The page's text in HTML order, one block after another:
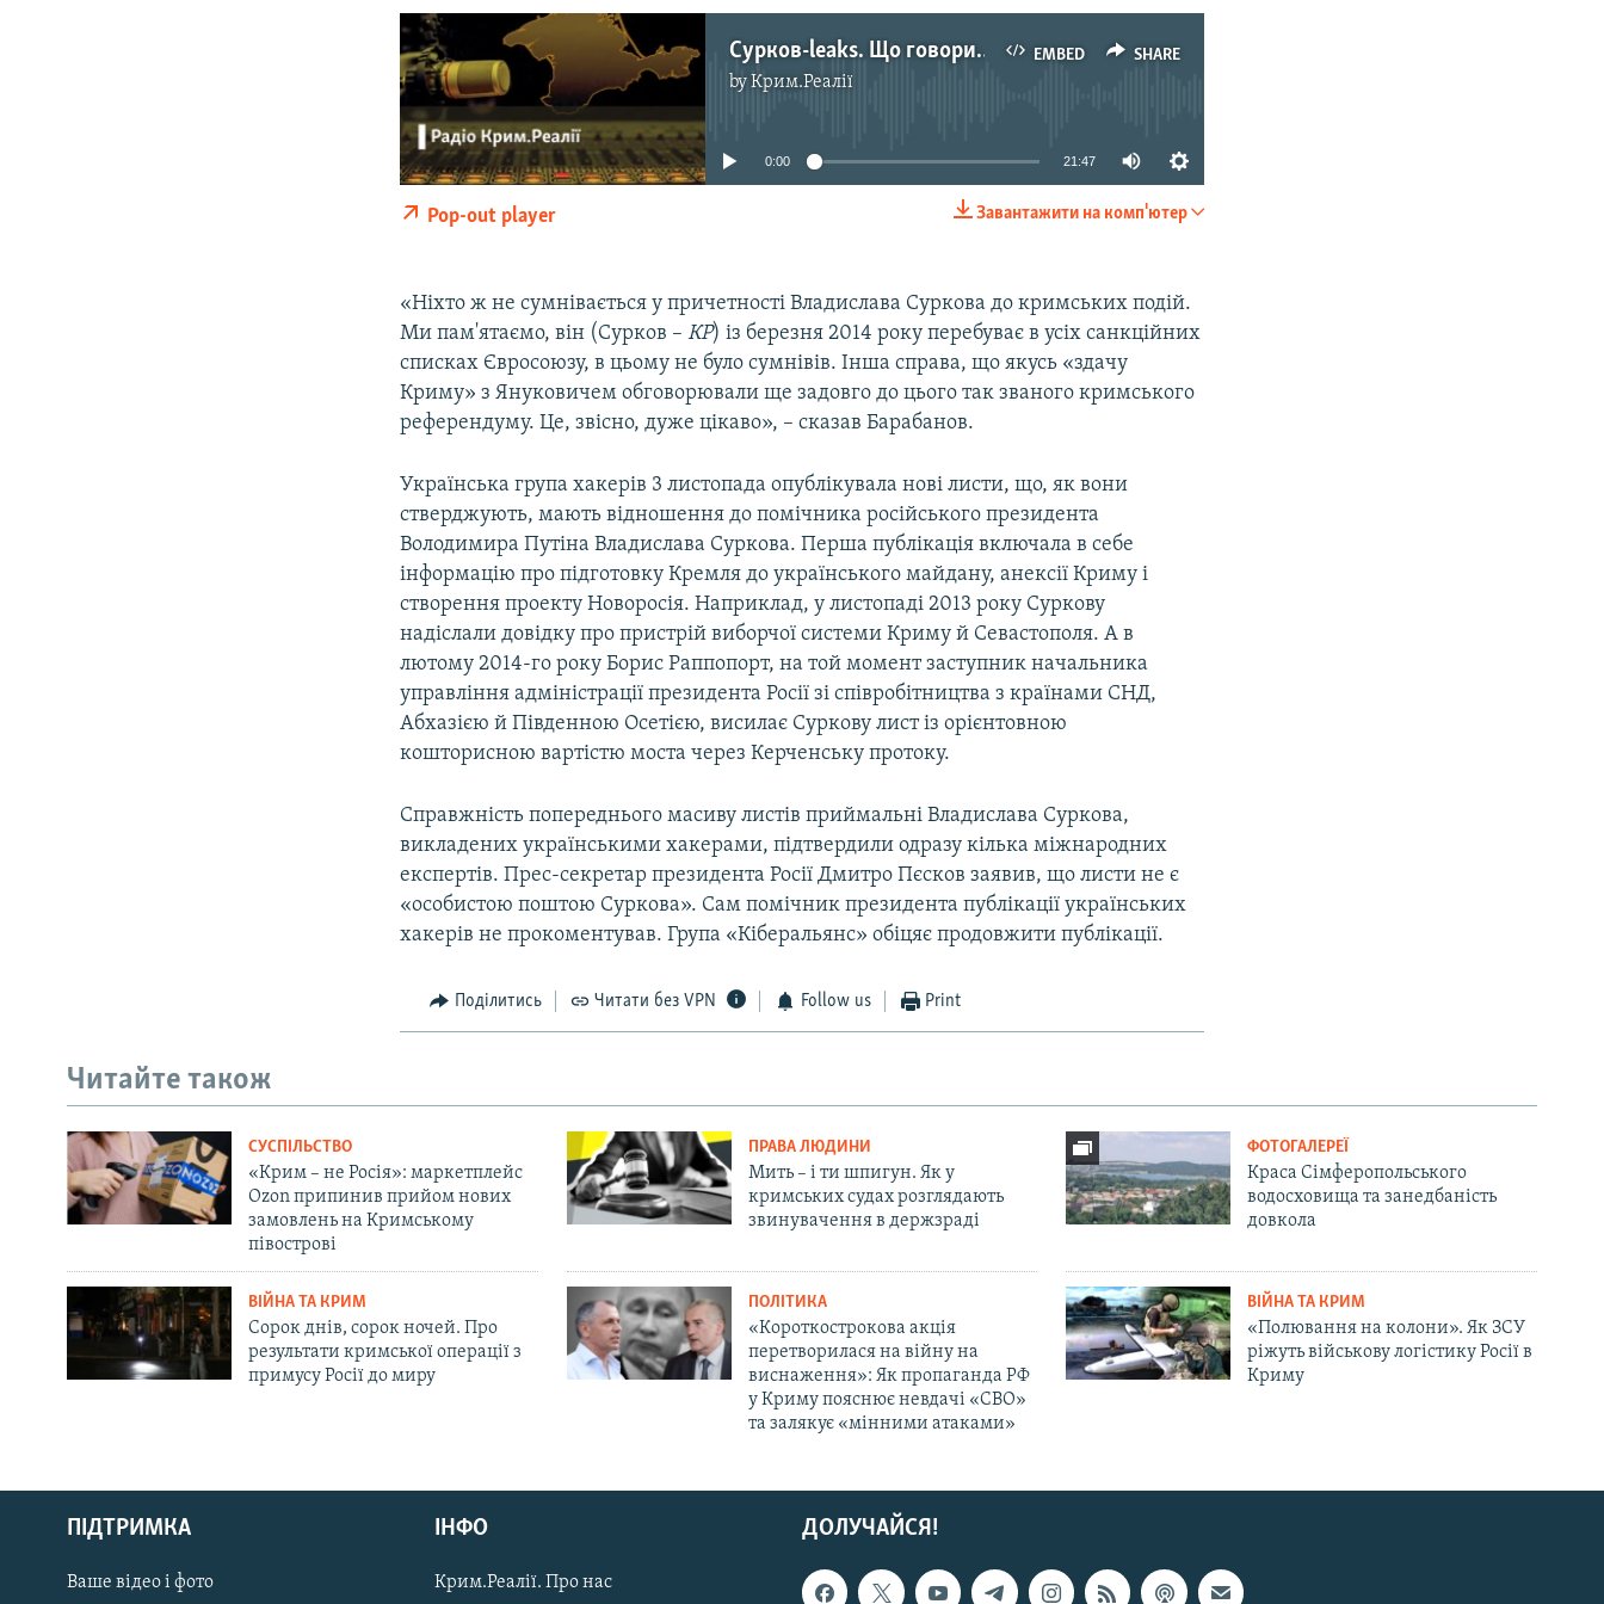
Русский
Qırımtatar
ДОЛУЧАЙСЯ!
EMBED SHARE
Сурков-leaks. Що говорить про Крим витік російських документів?
byКрим.Реалії
No media source currently available
0:00 21:47
Завантажити на комп'ютер
Pop-out player
«Ніхто ж не сумнівається у причетності Владислава Суркова до кримських подій.
Ми пам'ятаємо, він (Сурков –КР) із березня 2014 року перебуває в усіх санкційних
списках Євросоюзу, в цьому не було сумнівів. Інша справа, що якусь «здачу
Криму» з Януковичем обговорювали ще задовго до цього так званого кримського
референдуму. Це, звісно, дуже цікаво», – сказав Барабанов.
Українська група хакерів 3 листопада опублікувала нові листи, що, як вони
стверджують, мають відношення до помічника російського президента
Володимира Путіна Владислава Суркова. Перша публікація включала в себе
інформацію про підготовку Кремля до українського майдану, анексії Криму і
створення проекту Новоросія. Наприклад, у листопаді 2013 року Суркову
надіслали довідку про пристрій виборчої системи Криму й Севастополя. А в
лютому 2014-го року Борис Раппопорт, на той момент заступник начальника
управління адміністрації президента Росії зі співробітництва з країнами СНД,
Абхазією й Південною Осетією, висилає Суркову лист із орієнтовною
кошторисною вартістю моста через Керченську протоку.
Справжність попереднього масиву листів приймальні Владислава Суркова,
викладених українськими хакерами, підтвердили одразу кілька міжнародних
експертів. Прес-секретар президента Росії Дмитро Пєсков заявив, що листи не є
«особистою поштою Суркова». Сам помічник президента публікації українських
хакерів не прокоментував. Група «Кіберальянс» обіцяє продовжити публікації.
Поділитись Читати без VPN Follow us Print
Читайте також
СУСПІЛЬСТВО
«Крим – не Росія»: маркетплейс
Ozon припинив прийом нових
замовлень на Кримському
півострові
ПРАВА ЛЮДИНИ
Мить – і ти шпигун. Як у
кримських судах розглядають
звинувачення в держзраді
ФОТОГАЛЕРЕЇ
Краса Сімферопольського
водосховища та занедбаність
довкола
ВІЙНА ТА КРИМ
Сорок днів, сорок ночей. Про
результати кримської операції з
примусу Росії до миру
ПОЛІТИКА
«Короткострокова акція
перетворилася на війну на
виснаження»: Як пропаганда РФ
у Криму пояснює невдачі «СВО»
та залякує «мінними атаками»
ВІЙНА ТА КРИМ
«Полювання на колони». Як ЗСУ
ріжуть військову логістику Росії в
Криму
ДОЛУЧАЙСЯ!
ПІДТРИМКА
Ваше відео і фото
ІНФО
Крим.Реалії. Про нас